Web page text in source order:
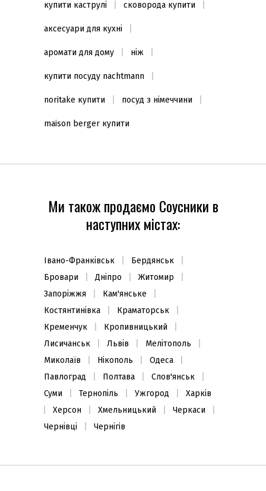
купити каструлі сковорода купити
аксесуари для кухні
аромати для дому ніж
купити посуду nachtmann
noritake купити посуд з німеччини
maison berger купити
Ми також продаємо Соусники в
наступних містах:
Івано-Франківськ
Бердянськ
Бровари
Дніпро
Житомир
Запоріжжя
Кам'янське
Костянтинівка
Краматорськ
Кременчук
Кропивницький
Лисичанськ
Львів
Мелітополь
Миколаїв
Нікополь
Одеса
Павлоград
Полтава
Слов'янськ
Суми
Тернопіль Ужгород
Харків
Херсон
Хмельницький
Черкаси
Чернівці
Чернігів